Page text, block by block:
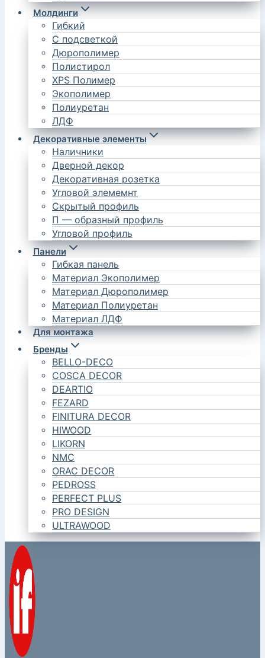
Молдинги
Гибкий
С подсветкой
Дюрополимер
Полистирол
XPS Полимер
Экополимер
Полиуретан
ЛДФ
Декоративные элементы
Наличники
Дверной декор
Декоративная розетка
Угловой элемемнт
Скрытый профиль
П — образный профиль
Угловой профиль
Панели
Гибкая панель
Материал Экополимер
Материал Дюрополимер
Материал Полиуретан
Материал ЛДФ
Для монтажа
Бренды
BELLO-DECO
COSCA DECOR
DEARTIO
FEZARD
FINITURA DECOR
HIWOOD
LIKORN
NMC
ORAC DECOR
PEDROSS
PERFECT PLUS
PRO DESIGN
ULTRAWOOD